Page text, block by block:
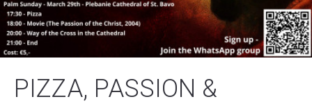
PIZZA, PASSION &